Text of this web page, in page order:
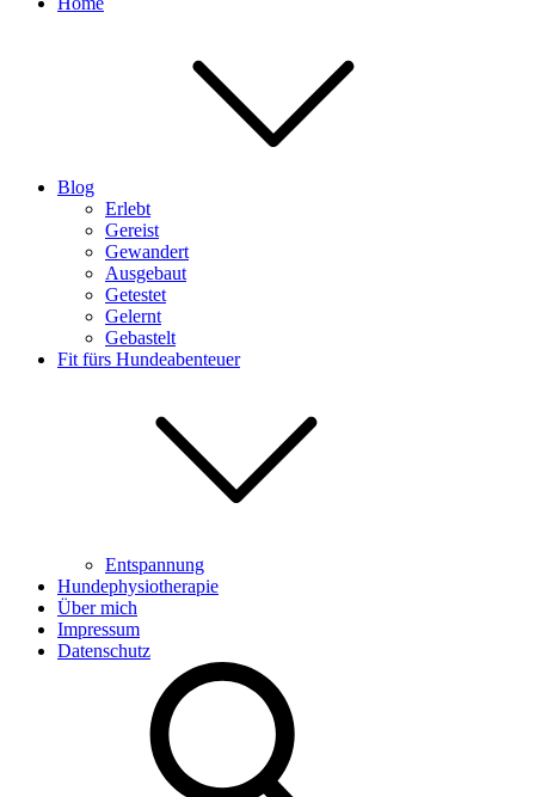
Blog
Erlebt
Gereist
Gewandert
Ausgebaut
Getestet
Gelernt
Gebastelt
Fit fürs Hundeabenteuer
Entspannung
Hundephysiotherapie
Über mich
Impressum
Datenschutz